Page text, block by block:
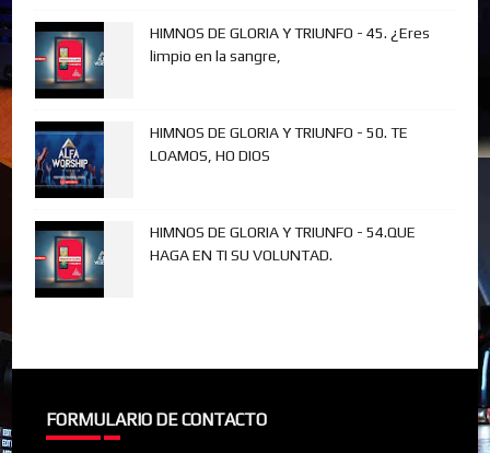
HIMNOS DE GLORIA Y TRIUNFO - 45. ¿Eres
limpio en la sangre,
HIMNOS DE GLORIA Y TRIUNFO - 50. TE
LOAMOS, HO DIOS
HIMNOS DE GLORIA Y TRIUNFO - 54.QUE
HAGA EN TI SU VOLUNTAD.
FORMULARIO DE CONTACTO